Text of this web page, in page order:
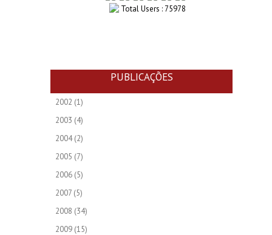
Total Users : 75978
PUBLICAÇÕES
2002 (1)
2003 (4)
2004(2)
2005 (7)
2006 (5)
2007 (5)
2008 (34)
2009 (15)